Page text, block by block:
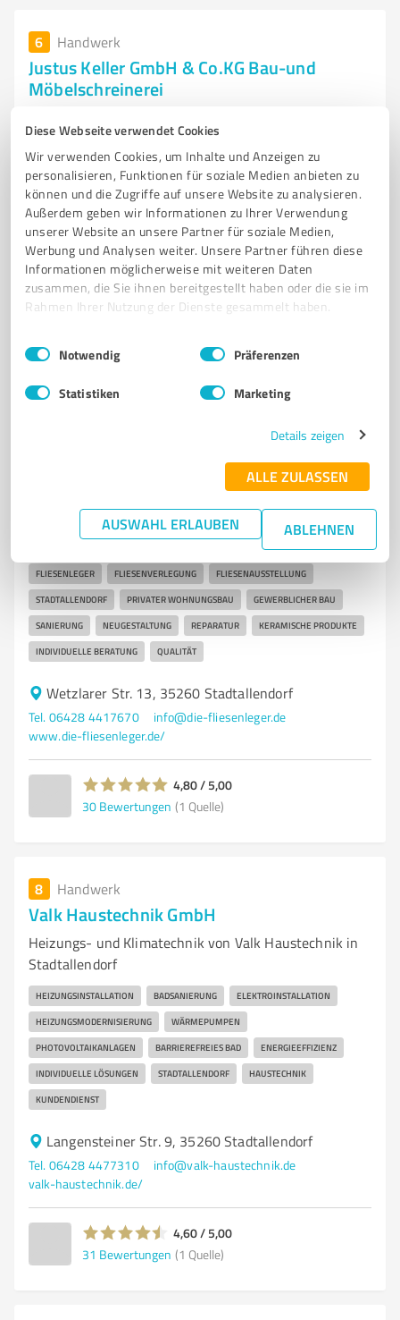
Diese Webseite verwendet Cookies
Wir verwenden Cookies, um Inhalte und Anzeigen zu
personalisieren, Funktionen für soziale Medien anbieten zu
können und die Zugriffe auf unsere Website zu analysieren.
Außerdem geben wir Informationen zu Ihrer Verwendung
unserer Website an unsere Partner für soziale Medien,
Werbung und Analysen weiter. Unsere Partner führen diese
Informationen möglicherweise mit weiteren Daten
zusammen, die Sie ihnen bereitgestellt haben oder die sie im
Rahmen Ihrer Nutzung der Dienste gesammelt haben.
Impressum Datenschutzbestimmungen
Einwilligungsauswahl
Notwendig Präferenzen
Statistiken Marketing
Details zeigen
ALLE ZULASSEN
AUSWAHL ERLAUBEN ABLEHNEN
6 Handwerk
Justus Keller GmbH & Co.KG Bau-und
Möbelschreinerei
Justus Keller GmbH & Co.KG
BAUTISCHLEREI ROLLLADENBAU EINBRUCHSCHUTZ
INSEKTENSCHUTZ TISCHLERINNUNG MÖBELBAU
INDIVIDUELLE LÖSUNGEN HANDWERKLICHE QUALITÄT
SCHREINERMEISTER AUSBILDUNG KUNDENZUFRIEDENHEIT
Lintzingsweg 15, 35043 Marburg
info@justus-keller.de www.justus-keller.de/
4,80 / 5,00
(1 Quelle)
Patrick Schicha - DIE FLIESENLEGER GmbH
Fliesenleger in Stadtallendorf – Ihr Meisterbetrieb für
Fliesenverlegung
FLIESENLEGER FLIESENVERLEGUNG FLIESENAUSSTELLUNG
STADTALLENDORF PRIVATER WOHNUNGSBAU GEWERBLICHER BAU
SANIERUNG NEUGESTALTUNG REPARATUR KERAMISCHE PRODUKTE
INDIVIDUELLE BERATUNG QUALITÄT
Wetzlarer Str. 13, 35260 Stadtallendorf
Tel. 06428 4417670
info@die-fliesenleger.de
www.die-fliesenleger.de/
4,80 / 5,00
30 Bewertungen (1 Quelle)
8 Handwerk
Valk Haustechnik GmbH
Heizungs- und Klimatechnik von Valk Haustechnik in
Stadtallendorf
HEIZUNGSINSTALLATION BADSANIERUNG ELEKTROINSTALLATION
HEIZUNGSMODERNISIERUNG WÄRMEPUMPEN
PHOTOVOLTAIKANLAGEN BARRIEREFREIES BAD ENERGIEEFFIZIENZ
INDIVIDUELLE LÖSUNGEN STADTALLENDORF HAUSTECHNIK
KUNDENDIENST
Langensteiner Str. 9, 35260 Stadtallendorf
Tel. 06428 4477310
info@valk-haustechnik.de
valk-haustechnik.de/
4,60 / 5,00
31 Bewertungen (1 Quelle)